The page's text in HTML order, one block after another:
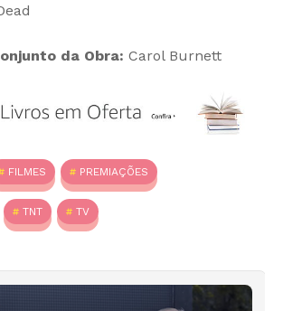
da Obra: Carol Burnett
FILMES PREMIAÇÕES
TNT TV